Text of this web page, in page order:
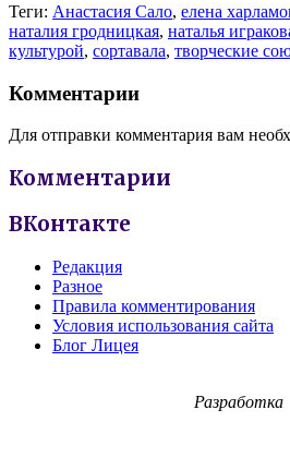
Теги: Анастасия Сало, елена
наталия гродницкая, наталья
культурой, сортавала, творческие
Комментарии
Для отправки комментария вам
Комментарии
ВКонтакте
Редакция
Разное
Правила комментирования
Условия использования сайта
Блог Лицея
Разработка